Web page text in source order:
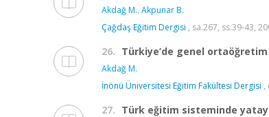
Akdağ M., Akpunar B.
Çağdaş Eğitim Dergisi , sa.267, ss.39-43,
26. Türkiye’de genel
Akdağ M.
İnönü Üniversitesi Eğitim Fakültesi Dergisi ,
27. Türk eğitim sisteminde